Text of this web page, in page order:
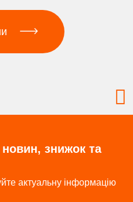
знижок та
актуальну інформацію